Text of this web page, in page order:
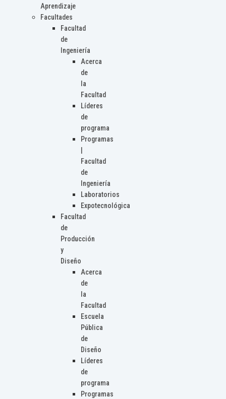
Aprendizaje
Facultades
Facultad
de
Ingeniería
Acerca
de
la
Facultad
Líderes
de
programa
Programas
Facultad
de
Ingeniería
Laboratorios
Expotecnológica
Facultad
de
Producción
y
Diseño
Acerca
de
la
Facultad
Escuela
Pública
de
Diseño
Líderes
de
programa
Programas